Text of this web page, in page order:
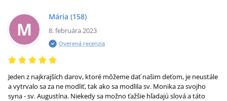
M
Mária (158)
8. februára 2023
Overená recenzia
Jeden z najkrajších darov, ktoré môžeme dať našim deťom, je neustále
a vytrvalo sa za ne modliť, tak ako sa modlila sv. Monika za svojho
syna - sv. Augustína. Niekedy sa možno ťažšie hľadajú slová a táto